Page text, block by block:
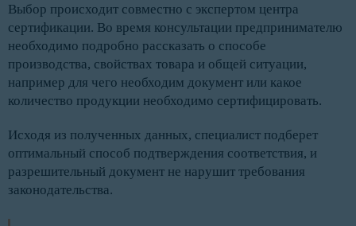
Выбор происходит совместно с экспертом центра
сертификации. Во время консультации предпринимателю
необходимо подробно рассказать о способе
производства, свойствах товара и общей ситуации,
например для чего необходим документ или какое
количество продукции необходимо сертифицировать.
Исходя из полученных данных, специалист подберет
оптимальный способ подтверждения соответствия, и
разрешительный документ не нарушит требования
законодательства.